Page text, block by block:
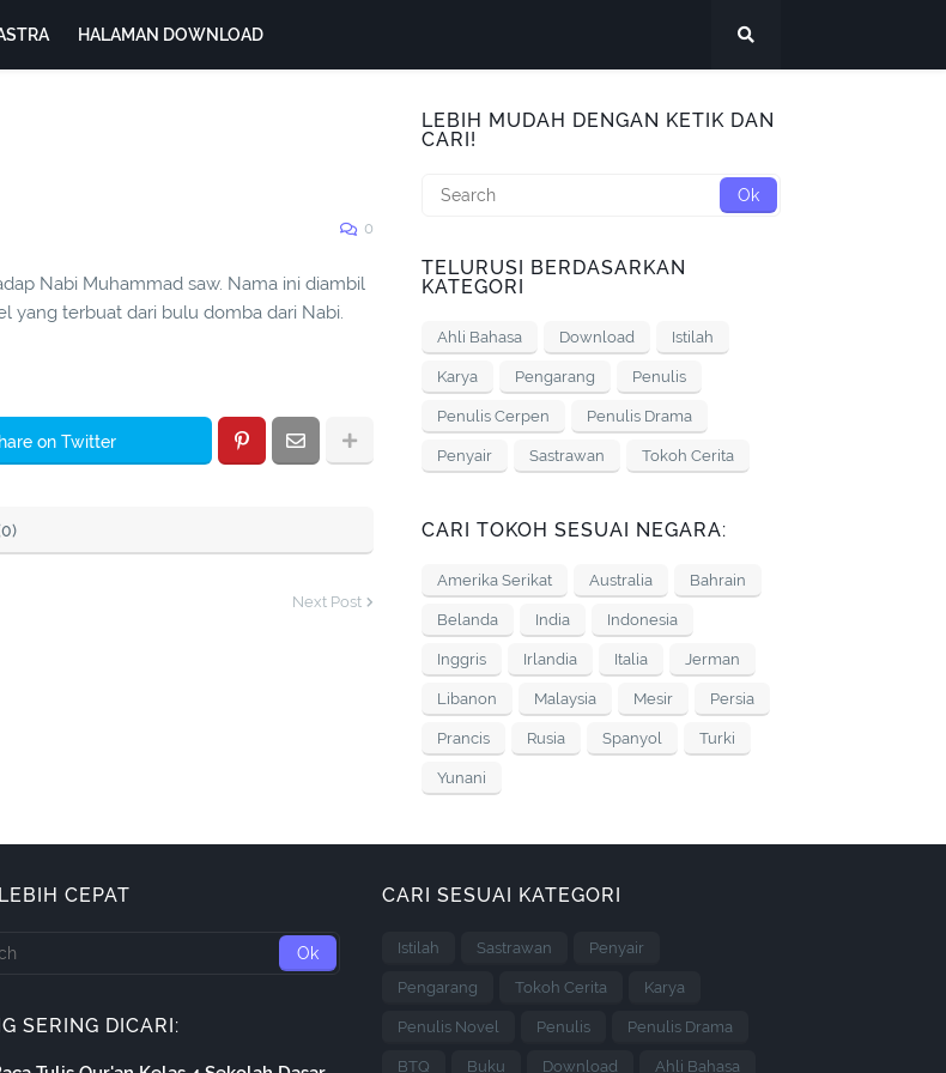
HALAMAN DOWNLOAD
0
Nabi Muhammad saw. Nama ini diambil
yang terbuat dari bulu domba dari Nabi.
on Twitter
Next Post
LEBIH MUDAH DENGAN KETIK DAN
CARI!
TELURUSI BERDASARKAN
KATEGORI
Ahli Bahasa Download Istilah
Karya Pengarang Penulis
Penulis Cerpen Penulis Drama
Penyair Sastrawan Tokoh Cerita
CARI TOKOH SESUAI NEGARA:
Amerika Serikat Australia Bahrain
Belanda India Indonesia
Inggris Irlandia Italia Jerman
Libanon Malaysia Mesir Persia
Prancis Rusia Spanyol Turki
Yunani
CEPAT
SERING DICARI:
CARI SESUAI KATEGORI
Istilah Sastrawan Penyair
Pengarang Tokoh Cerita Karya
Penulis Novel Penulis Penulis Drama
BTQ Buku Download Ahli Bahasa